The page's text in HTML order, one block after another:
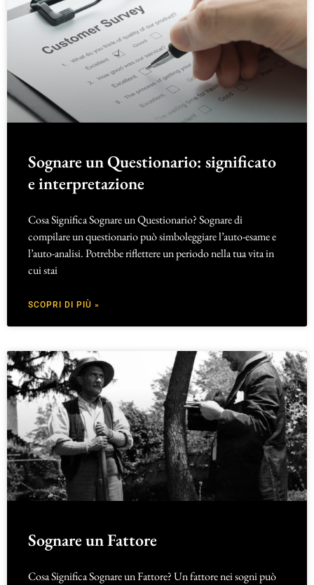
Sognare un Questionario: significato
e interpretazione
Cosa Significa Sognare un Questionario? Sognare di
compilare un questionario può simboleggiare l’auto-esame e
l’auto-analisi. Potrebbe riflettere un periodo nella tua vita in
cui stai
SCOPRI DI PIÙ »
Sognare un Fattore
Cosa Significa Sognare un Fattore? Un fattore nei sogni può